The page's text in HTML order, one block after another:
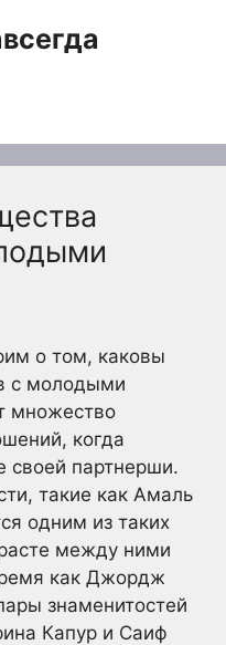
о том, каковы
с молодыми
множество
когда
своей партнерши.
такие как Амаль
одним из таких
между ними
как Джордж
знаменитостей
Капур и Саиф